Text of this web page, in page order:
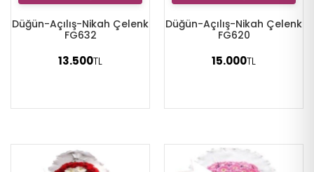
Düğün-Açılış-Nikah Çelenk
FG632
13.500TL
Düğün-Açılış-Nikah Çelenk
FG620
15.000TL